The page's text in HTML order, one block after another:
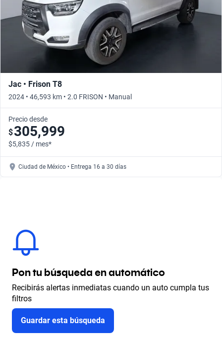
Jac • Frison T8
2024 • 46,593 km • 2.0 FRISON • Manual
Precio desde
$305,999
$5,835 / mes*
Ciudad de México • Entrega 16 a 30 días
Pon tu búsqueda en automático
Recibirás alertas inmediatas cuando un auto cumpla tus
filtros
Guardar esta búsqueda